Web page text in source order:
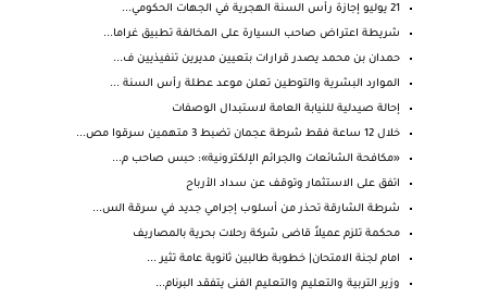
21 يوليو إجازة رأس السنة الهجرية في الجهات الحكومي...
شريطة اعتراض صاحب السيارة على المخالفة تطبيق غراما...
حمدان بن محمد يصدر قرارات بتعيين مديرين تنفيذيين ف...
الموارد البشرية والتوطين تعلن موعد عطلة رأس السنة ...
إحالة صيدلية للنيابة العامة لاستبدال الوصفات
خلال 12 ساعة فقط شرطة عجمان تضبط 3 متهمين سرقوا مص...
«مكافحة الشائعات والجرائم الإلكترونية»: حبس صاحب م...
اتفق على الاستثمار وتوقف عن سداد الأرباح
شرطة الشارقة تحذر من أسلوب إجرامي جديد في سرقة الس...
محكمة تلزم عميلاً قاضى شركة رحلات بحرية بالمصاريف
امام لجنة الامتحان| خطوبة طالبين ثانوية عامة تثير ...
وزير التربية والتعليم والتعليم الفنى يتفقد البرنام...